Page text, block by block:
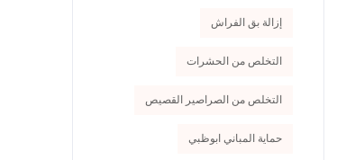
إزالة بق الفراش
التخلص من الحشرات
التخلص من الصراصير القصيص
حماية المباني ابوظبي